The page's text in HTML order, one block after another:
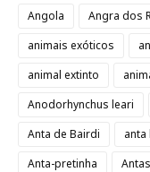
Angola
Angra dos
animais exóticos
animal extinto
Anodorhynchus leari
Anta de Bairdi
anta
Anta-pretinha
Antas